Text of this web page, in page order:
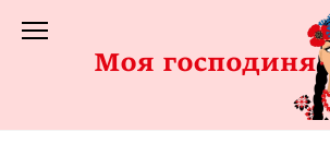
до